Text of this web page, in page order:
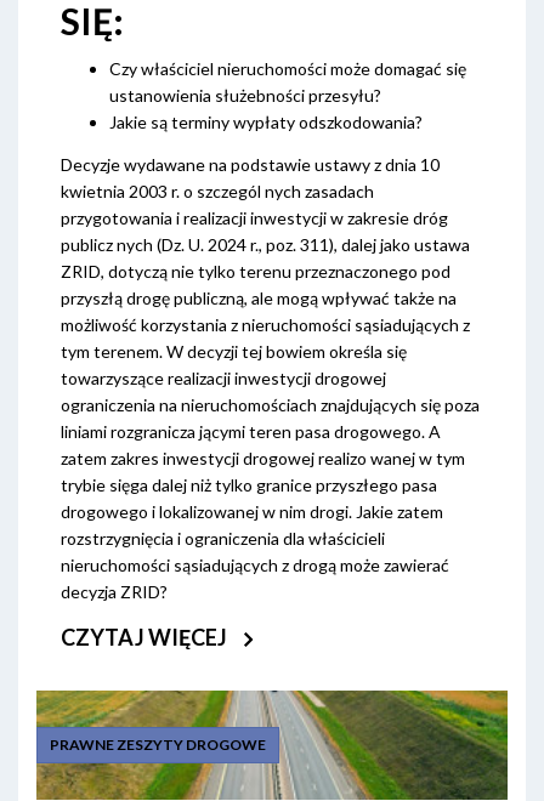
SIĘ:
Czy właściciel nieruchomości może domagać się
ustanowienia służebności przesyłu?
Jakie są terminy wypłaty odszkodowania?
Decyzje wydawane na podstawie ustawy z dnia 10
kwietnia 2003 r. o szczegól nych zasadach
przygotowania i realizacji inwestycji w zakresie dróg
publicz nych (Dz. U. 2024 r., poz. 311), dalej jako ustawa
ZRID, dotyczą nie tylko terenu przeznaczonego pod
przyszłą drogę publiczną, ale mogą wpływać także na
możliwość korzystania z nieruchomości sąsiadujących z
tym terenem. W decyzji tej bowiem określa się
towarzyszące realizacji inwestycji drogowej
ograniczenia na nieruchomościach znajdujących się poza
liniami rozgranicza jącymi teren pasa drogowego. A
zatem zakres inwestycji drogowej realizo wanej w tym
trybie sięga dalej niż tylko granice przyszłego pasa
drogowego i lokalizowanej w nim drogi. Jakie zatem
rozstrzygnięcia i ograniczenia dla właścicieli
nieruchomości sąsiadujących z drogą może zawierać
decyzja ZRID?
CZYTAJ WIĘCEJ
PRAWNE ZESZYTY DROGOWE